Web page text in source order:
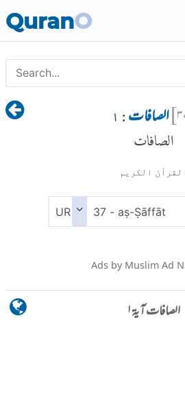
QuranO
]الصافات : ۱
الصافات
القرآن الكريم
Ads by Muslim Ad
الصافات آية ۱